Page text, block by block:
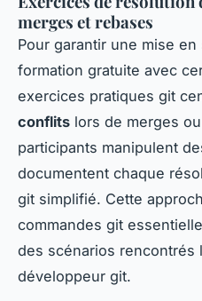
merges et rebases
Pour garantir une mise
formation gratuite avec
exercices pratiques git
conflits lors de merges
participants manipulent
documentent chaque
git simplifié. Cette
commandes git
des scénarios rencontrés
développeur git.